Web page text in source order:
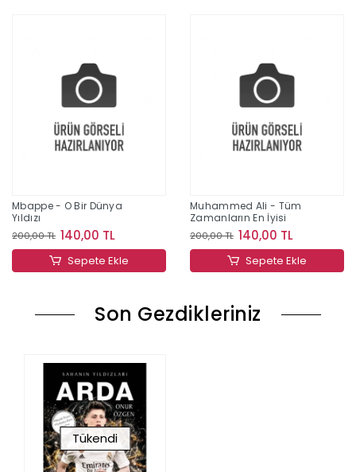
Mbappe - O Bir Dünya
Yıldızı
200,00 TL 140,00 TL
Sepete Ekle
Muhammed Ali - Tüm
Zamanların En İyisi
200,00 TL 140,00 TL
Sepete Ekle
Son Gezdikleriniz
Tükendi